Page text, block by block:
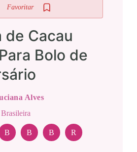
Favoritar
de Cacau
Bolo de
Alves
Brasileira
B B B R